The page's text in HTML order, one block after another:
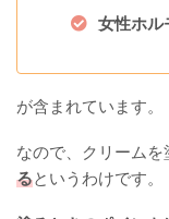
女性ホル
が含まれています。
なので、クリームを
るというわけです。